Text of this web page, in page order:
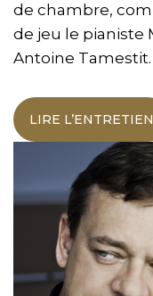
de chambre,
de jeu le pianiste
Antoine Tamestit.
LIRE L’ENTRETIEN